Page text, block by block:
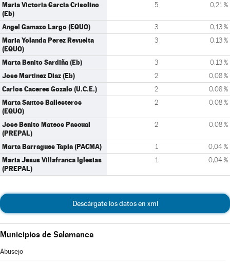
Maria Victoria Garcia Crisolino
(Eb)
5 0,21 %
Angel Gamazo Largo (EQUO) 3 0,13 %
Maria Yolanda Perez Revuelta
(EQUO)
3 0,13 %
Marta Benito Sardiña (Eb) 3 0,13 %
Jose Martinez Diaz (Eb) 2 0,08 %
Carlos Caceres Gozalo (U.C.E.) 2 0,08 %
Marta Santos Ballesteros
(EQUO)
2 0,08 %
Jose Benito Mateos Pascual
(PREPAL)
2 0,08 %
Marta Barragues Tapia (PACMA) 1 0,04 %
Maria Jesus Villafranca Iglesias
(PREPAL)
1 0,04 %
Descárgate los datos en xml
Municipios de Salamanca
Abusejo